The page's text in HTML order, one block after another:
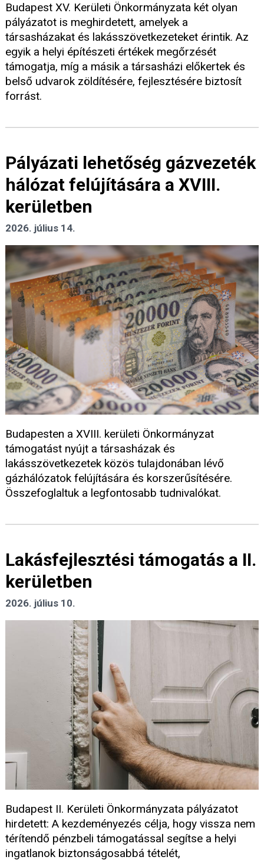
Budapest XV. Kerületi Önkormányzata két olyan
pályázatot is meghirdetett, amelyek a
társasházakat és lakásszövetkezeteket érintik. Az
egyik a helyi építészeti értékek megőrzését
támogatja, míg a másik a társasházi előkertek és
belső udvarok zöldítésére, fejlesztésére biztosít
forrást.
Pályázati lehetőség gázvezeték
hálózat felújítására a XVIII.
kerületben
2026. július 14.
Budapesten a XVIII. kerületi Önkormányzat
támogatást nyújt a társasházak és
lakásszövetkezetek közös tulajdonában lévő
gázhálózatok felújítására és korszerűsítésére.
Összefoglaltuk a legfontosabb tudnivalókat.
Lakásfejlesztési támogatás a II.
kerületben
2026. július 10.
Budapest II. Kerületi Önkormányzata pályázatot
hirdetett: A kezdeményezés célja, hogy vissza nem
térítendő pénzbeli támogatással segítse a helyi
ingatlanok biztonságosabbá tételét,